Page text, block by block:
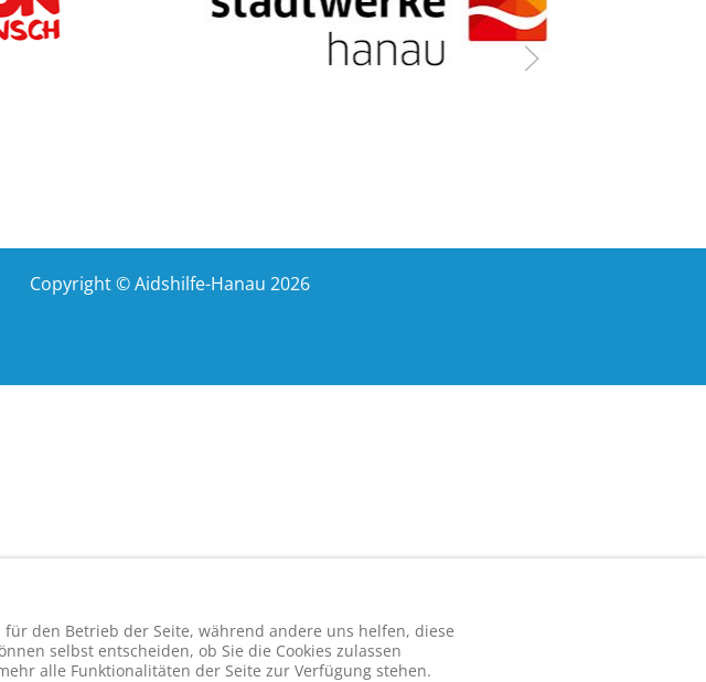
Copyright © Aidshilfe-Hanau 2026
den Betrieb der Seite, während andere uns helfen, diese
selbst entscheiden, ob Sie die Cookies zulassen
alle Funktionalitäten der Seite zur Verfügung stehen.